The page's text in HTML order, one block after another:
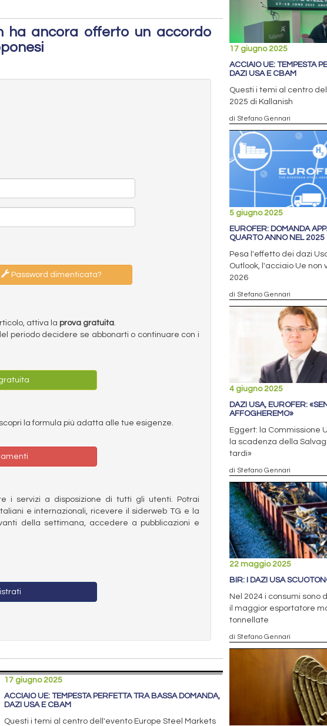
ha ancora offerto un accordo
Password dimenticata?
attiva la prova gratuita.
periodo decidere se abbonarti o continuare con i
la formula più adatta alle tue esigenze.
i servizi a disposizione di tutti gli utenti. Potrai
e internazionali, ricevere il siderweb TG e la
della settimana, accedere a pubblicazioni e
17 giugno 2025
ACCIAIO UE: TEMPESTA PERFETTA TRA BASSA DOMANDA,
DAZI USA E CBAM
Questi i temi al centro dell'evento Europe Steel Markets
17 giugno 2025
ACCIAIO UE: TEMPESTA
DAZI USA E CBAM
Questi i temi al centro
2025 di Kallanish
di Stefano Gennari
5 giugno 2025
EUROFER: DOMANDA
QUARTO ANNO NEL 2025
Pesa l'effetto dei dazi
Outlook, l'acciaio Ue non
2026
di Stefano Gennari
4 giugno 2025
DAZI USA, EUROFER:
AFFOGHEREMO»
Eggert: la Commissione
la scadenza della
tardi»
di Stefano Gennari
22 maggio 2025
BIR: I DAZI USA
Nel 2024 i consumi sono
il maggior esportatore
tonnellate
di Stefano Gennari